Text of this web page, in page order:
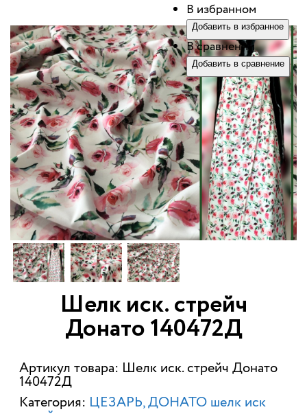
Шелк иск. стрейч
Донато 140472Д
Артикул товара: Шелк иск. стрейч Донато
140472Д
Категория: ЦЕЗАРЬ, ДОНАТО шелк иск
В избранном
Добавить в избранное
В сравнении
Добавить в сравнение